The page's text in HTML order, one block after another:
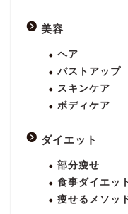
美容
ヘア
バストアップ
スキンケア
ボディケア
ダイエット
部分瘦せ
食事ダイエッ
痩せるメソッ